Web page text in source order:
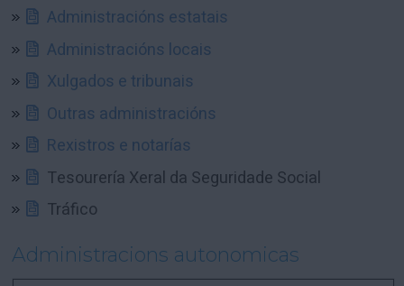
Administracións estatais
Administracións locais
Xulgados e tribunais
Outras administracións
Rexistros e notarías
Tesourería Xeral da Seguridade Social
Tráfico
Administracions autonomicas